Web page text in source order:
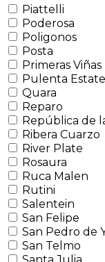
Piattelli
Poderosa
Poligonos
Posta
Primeras Viñas
Pulenta Estate
Quara
Reparo
República de
Ribera Cuarzo
River Plate
Rosaura
Ruca Malen
Rutini
Salentein
San Felipe
San Pedro de
San Telmo